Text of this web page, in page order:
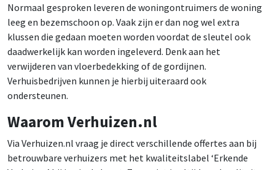
Normaal gesproken leveren de woningontruimers de woning
leeg en bezemschoon op. Vaak zijn er dan nog wel extra
klussen die gedaan moeten worden voordat de sleutel ook
daadwerkelijk kan worden ingeleverd. Denk aan het
verwijderen van vloerbedekking of de gordijnen.
Verhuisbedrijven kunnen je hierbij uiteraard ook
ondersteunen.
Waarom Verhuizen.nl
Via Verhuizen.nl vraag je direct verschillende offertes aan bij
betrouwbare verhuizers met het kwaliteitslabel ‘Erkende